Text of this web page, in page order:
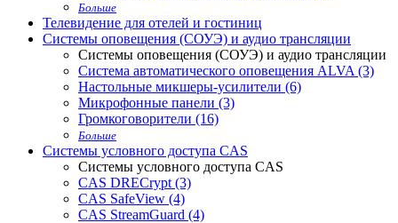
Больше
Телевидение для отелей и гостиниц
Системы оповещения (СОУЭ) и аудио трансляции
Системы оповещения (СОУЭ) и аудио трансляции
Система автоматического оповещения ALVA (3)
Настольные микшеры-усилители (6)
Микрофонные панели (3)
Громкоговорители (16)
Больше
Системы условного доступа CAS
Системы условного доступа CAS
CAS DRECrypt (3)
CAS SafeView (4)
CAS StreamGuard (4)